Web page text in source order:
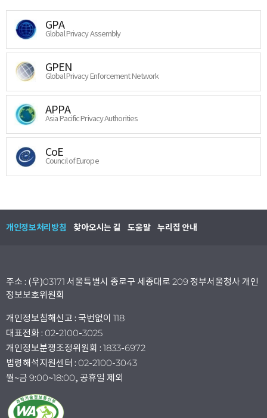
GPA
Global Privacy Assembly
GPEN
Global Privacy Enforcement Network
APPA
Asia Pacific Privacy Authorities
CoE
Council of Europe
개인정보처리방침 찾아오시는 길 도움말 누리집 안내
주소 : (우)03171 서울특별시 종로구 세종대로 209 정부서울청사 개인
정보보호위원회
개인정보침해신고 : 국번없이 118
대표전화 : 02-2100-3025
개인정보분쟁조정위원회 : 1833-6972
법령해석지원센터 : 02-2100-3043
월~금 9:00~18:00, 공휴일 제외